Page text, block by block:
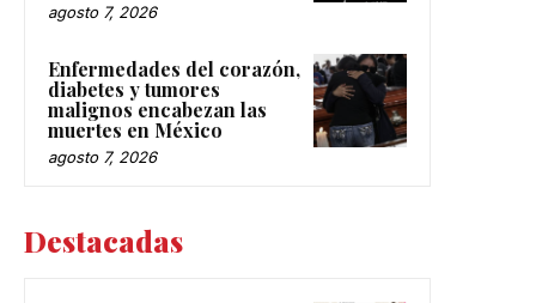
agosto 7, 2026
Enfermedades del corazón,
diabetes y tumores
malignos encabezan las
muertes en México
agosto 7, 2026
Destacadas